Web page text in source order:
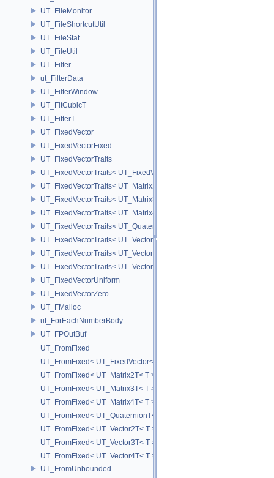
UT_FileMonitor
UT_FileShortcutUtil
UT_FileStat
UT_FileUtil
UT_Filter
ut_FilterData
UT_FilterWindow
UT_FitCubicT
UT_FitterT
UT_FixedVector
UT_FixedVectorFixed
UT_FixedVectorTraits
UT_FixedVectorTraits< UT_FixedVector< T, D > >
UT_FixedVectorTraits< UT_Matrix2T< T > >
UT_FixedVectorTraits< UT_Matrix3T< T > >
UT_FixedVectorTraits< UT_Matrix4T< T > >
UT_FixedVectorTraits< UT_QuaternionT< T > >
UT_FixedVectorTraits< UT_Vector2T< T > >
UT_FixedVectorTraits< UT_Vector3T< T > >
UT_FixedVectorTraits< UT_Vector4T< T > >
UT_FixedVectorUniform
UT_FixedVectorZero
UT_FMalloc
ut_ForEachNumberBody
UT_FPOutBuf
UT_FromFixed
UT_FromFixed< UT_FixedVector< T, D > >
UT_FromFixed< UT_Matrix2T< T > >
UT_FromFixed< UT_Matrix3T< T > >
UT_FromFixed< UT_Matrix4T< T > >
UT_FromFixed< UT_QuaternionT< T > >
UT_FromFixed< UT_Vector2T< T > >
UT_FromFixed< UT_Vector3T< T > >
UT_FromFixed< UT_Vector4T< T > >
UT_FromUnbounded